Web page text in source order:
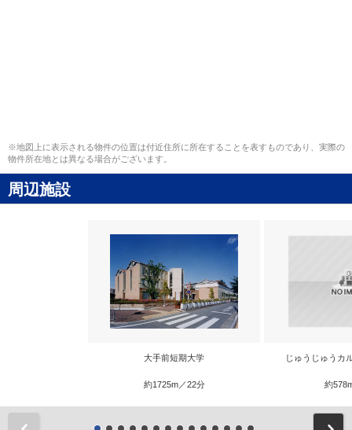
※地図上に表示される物件の位置は付近住所に所在することを表すものであり、実際の
物件所在地とは異なる場合がございます。
周辺施設
大手前短期大学
約1725m／22分
じゅうじゅう
約